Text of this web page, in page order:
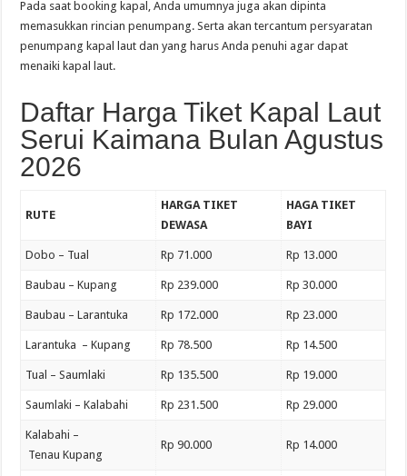
Pada saat booking kapal, Anda umumnya juga akan dipinta
memasukkan rincian penumpang. Serta akan tercantum persyaratan
penumpang kapal laut dan yang harus Anda penuhi agar dapat
menaiki kapal laut.
Daftar Harga Tiket Kapal Laut
Serui Kaimana Bulan Agustus
2026
RUTE
HARGA TIKET
DEWASA
HAGA TIKET
BAYI
Dobo – Tual Rp 71.000 Rp 13.000
Baubau – Kupang Rp 239.000 Rp 30.000
Baubau – Larantuka Rp 172.000 Rp 23.000
Larantuka – Kupang Rp 78.500 Rp 14.500
Tual – Saumlaki Rp 135.500 Rp 19.000
Saumlaki – Kalabahi Rp 231.500 Rp 29.000
Kalabahi –
Tenau Kupang
Rp 90.000 Rp 14.000